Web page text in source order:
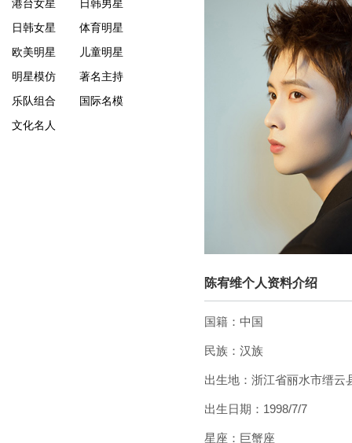
港台女星
日韩男星
日韩女星
体育明星
欧美明星
儿童明星
明星模仿
著名主持
乐队组合
国际名模
文化名人
陈宥维个人资料介绍
国籍：中国
民族：汉族
出生地：浙江省丽水市缙云
出生日期：1998/7/7
星座：巨蟹座